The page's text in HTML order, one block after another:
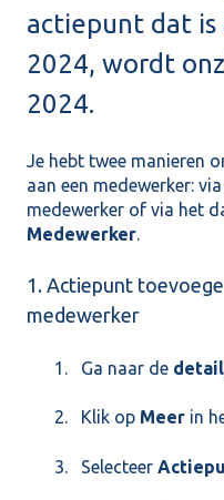
actiepunt dat
2024, wordt
2024.
Je hebt twee manieren
aan een medewerker:
medewerker of via het
Medewerker.
1. Actiepunt
medewerker
Ga naar de
Klik op Meer in
Selecteer